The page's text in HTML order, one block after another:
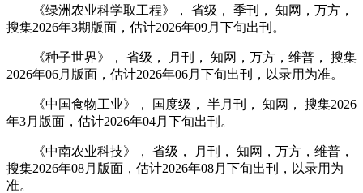
《绿洲农业科学取工程》， 省级， 季刊， 知网，万方，
搜集2026年3期版面，估计2026年09月下旬出刊。
《种子世界》， 省级， 月刊， 知网，万方，维普， 搜集
2026年06月版面，估计2026年06月下旬出刊，以录用为准。
《中国食物工业》， 国度级， 半月刊， 知网， 搜集2026
年3月版面，估计2026年04月下旬出刊。
《中南农业科技》， 省级， 月刊， 知网，万方，维普，
搜集2026年08月版面，估计2026年08月下旬出刊，以录用为
准。